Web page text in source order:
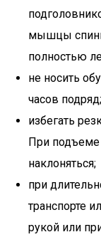
мышцы
полностью
не носить
часов подряд;
избегать
При подъеме
наклоняться;
при
транспорте
рукой или